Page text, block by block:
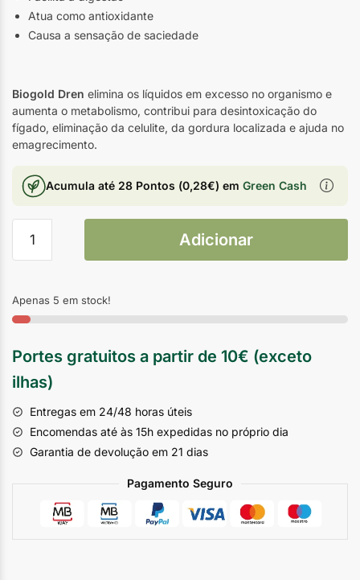
Atua como antioxidante
Causa a sensação de saciedade
Biogold Dren elimina os líquidos em excesso no organismo e
aumenta o metabolismo, contribui para desintoxicação do
fígado, eliminação da celulite, da gordura localizada e ajuda no
emagrecimento.
Acumula até 28 Pontos (0,28€) em Green Cash
Adicionar
Apenas 5 em stock!
Portes gratuitos a partir de 10€ (exceto
ilhas)
Entregas em 24/48 horas úteis
Encomendas até às 15h expedidas no próprio dia
Garantia de devolução em 21 dias
Pagamento Seguro